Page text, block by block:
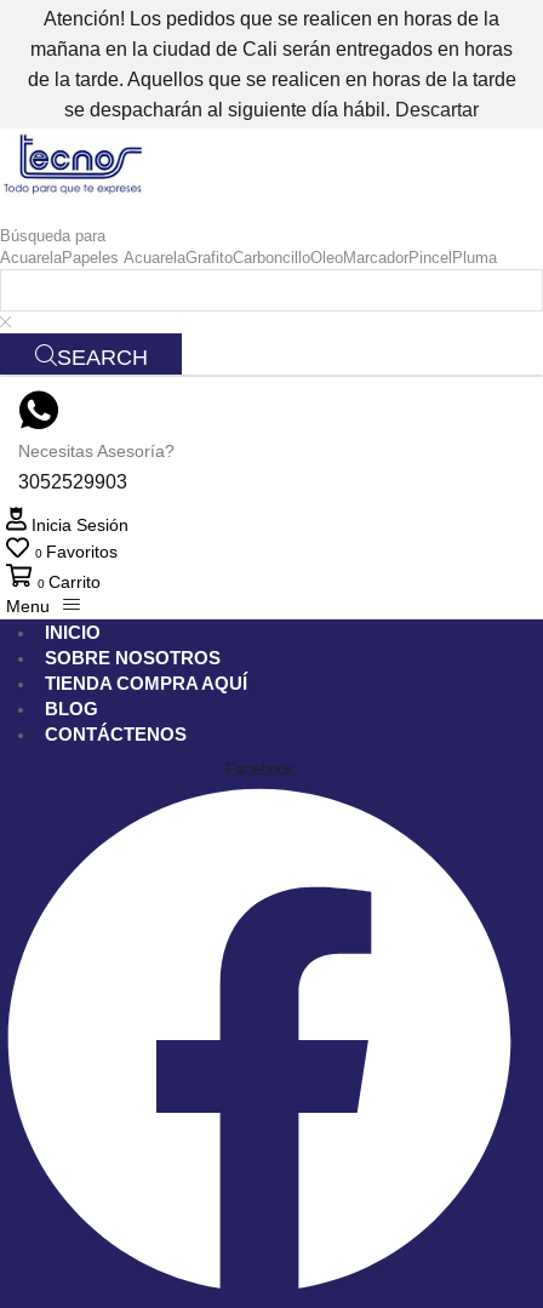
Atención! Los pedidos que se realicen en horas de la
mañana en la ciudad de Cali serán entregados en horas
de la tarde. Aquellos que se realicen en horas de la tarde
se despacharán al siguiente día hábil. Descartar
Búsqueda para
AcuarelaPapeles AcuarelaGrafitoCarboncilloOleoMarcadorPincel Pluma
SEARCH
Necesitas Asesoría?
3052529903
Inicia Sesión
0 Favoritos
0 Carrito
Menu
INICIO
SOBRE NOSOTROS
TIENDA COMPRA AQUÍ
BLOG
CONTÁCTENOS
Facebook